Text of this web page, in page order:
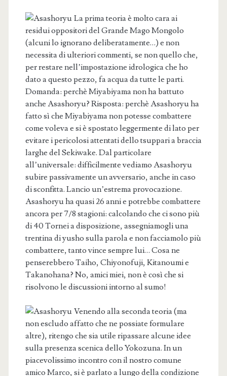
La prima teoria è molto cara ai
residui oppositori del Grande Mago Mongolo
(alcuni lo ignorano deliberatamente…) e non
necessita di ulteriori commenti, se non quello che,
per restare nell’impostazione idrologica che ho
dato a questo pezzo, fa acqua da tutte le parti.
Domanda: perchè Miyabiyama non ha battuto
anche Asashoryu? Risposta: perchè Asashoryu ha
fatto sì che Miyabiyama non potesse combattere
come voleva e si è spostato leggermente di lato per
evitare i pericolosi attentati dello tsuppari a braccia
larghe del Sekiwake. Dal particolare
all’universale: difficilmente vediamo Asashoryu
subire passivamente un avversario, anche in caso
di sconfitta. Lancio un’estrema provocazione.
Asashoryu ha quasi 26 anni e potrebbe combattere
ancora per 7/8 stagioni: calcolando che ci sono più
di 40 Tornei a disposizione, assegniamogli una
trentina di yusho sulla parola e non facciamolo più
combattere, tanto vince sempre lui… Cosa ne
penserebbero Taiho, Chiyonofuji, Kitanoumi e
Takanohana? No, amici miei, non è così che si
risolvono le discussioni intorno al sumo!
Venendo alla seconda teoria (ma
non escludo affatto che ne possiate formulare
altre), ritengo che sia utile ripassare alcune idee
sulla presenza scenica dello Yokozuna. In un
piacevolissimo incontro con il nostro comune
amico Marco, si è parlato a lungo della condizione